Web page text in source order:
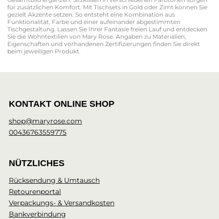
für zusätzlichen Komfort. Mit Tischsets in Gold oder Zimt können Sie
gezielt Akzente setzen. So entsteht eine Kombination aus
Funktionalität, Farbe und einer aufeinander abgestimmten
Tischgestaltung. Lassen Sie Ihrer Fantasie freien Lauf und entdecken
Sie die Wohntextilien von Mary Rose. Angaben zu Materialien,
Eigenschaften und vorhandenen Zertifizierungen finden Sie direkt
beim jeweiligen Produkt.
KONTAKT ONLINE SHOP
shop@maryrose.com
00436763559775
NÜTZLICHES
Rücksendung & Umtausch
Retourenportal
Verpackungs- & Versandkosten
Bankverbindung